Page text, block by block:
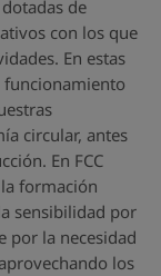
de
con los que
En estas
funcionamiento
circular, antes
En FCC
formación
sensibilidad por
por la necesidad
los